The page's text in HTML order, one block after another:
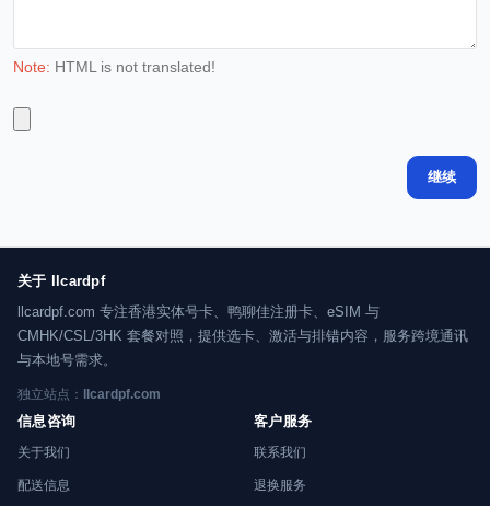
Note: HTML is not translated!
继续
关于 llcardpf
llcardpf.com 专注香港实体号卡、鸭聊佳注册卡、eSIM 与
CMHK/CSL/3HK 套餐对照，提供选卡、激活与排错内容，服务跨境通讯
与本地号需求。
独立站点： llcardpf.com
信息咨询
关于我们
配送信息
客户服务
联系我们
退换服务